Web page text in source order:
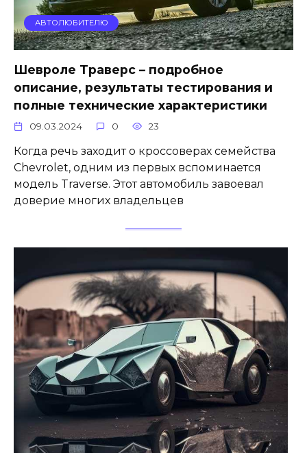
АВТОЛЮБИТЕЛЮ
Шевроле Траверс – подробное
описание, результаты тестирования и
полные технические характеристики
09.03.2024 0 23
Когда речь заходит о кроссоверах семейства
Chevrolet, одним из первых вспоминается
модель Traverse. Этот автомобиль завоевал
доверие многих владельцев